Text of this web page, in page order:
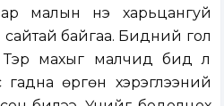
малын үнэ харьцангуй
сайтай байгаа. Бидний гол
Тэр махыг малчид бид л
гадна өргөн хэрэглээний